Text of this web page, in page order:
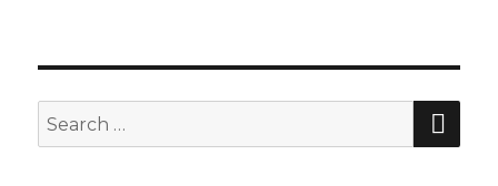
Search
for: